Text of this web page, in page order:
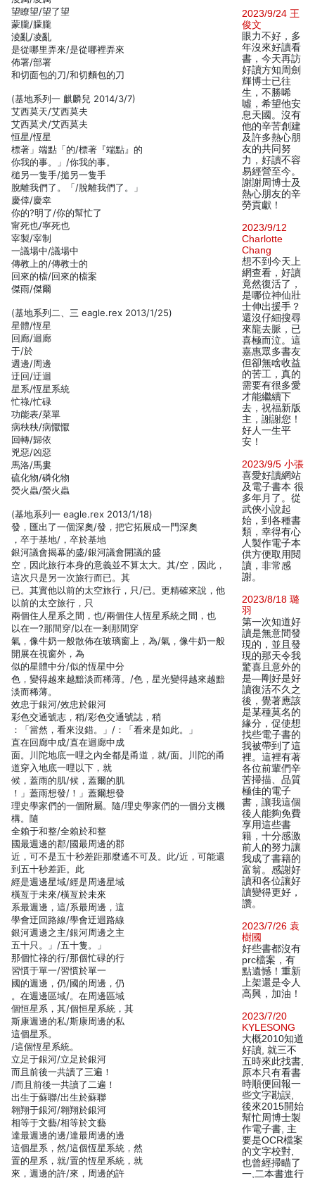
望瞭望/望了望
蒙朧/朦朧
淩亂/凌亂
是從哪里弄來/是從哪裡弄來
佈署/部署
和切面包的刀/和切麵包的刀
(基地系列一 麒麟兒 2014/3/7)
艾西莫天/艾西莫夫
艾西莫犬/艾西莫夫
恒星/恆星
標著」端點「的/標著『端點』的
你我的事。」/你我的事。
槌另一隻手/搥另一隻手
脫離我們了。「/脫離我們了。」
慶倖/慶幸
你的?明了/你的幫忙了
甯死也/寧死也
宰製/宰制
一議場中/議場中
傳教上的/傳教士的
回來的檔/回來的檔案
傑雨/傑爾
(基地系列二、三 eagle.rex 2013/1/25)
星體/恆星
回廊/迴廊
于/於
週邊/周邊
迂回/迂迴
星系/恆星系統
忙祿/忙碌
功能表/菜單
病秧秧/病懨懨
回轉/歸依
兇惡/凶惡
馬洛/馬婁
硫化物/磷化物
熒火蟲/螢火蟲
(基地系列一 eagle.rex 2013/1/18)
發，匯出了一個深奧/發，把它拓展成一門深奧
，卒于基地/，卒於基地
銀河議會揭幕的盛/銀河議會開議的盛
空，因此旅行本身的意義並不算太大。其/空，因此，
這次只是另一次旅行而已。其
已。其實他以前的太空旅行，只/已。更精確來說，他
以前的太空旅行，只
兩個住人星系之間，也/兩個住人恆星系統之間，也
以在一?那間穿/以在一剎那間穿
氣，像牛奶一般散佈在玻璃窗上，為/氣，像牛奶一般
開展在視窗外，為
似的星體中分/似的恆星中分
色，變得越來越黯淡而稀薄。/色，星光變得越來越黯
淡而稀薄。
效忠于銀河/效忠於銀河
彩色交通號志，稍/彩色交通號誌，稍
：「當然，看來沒錯。」/：「看來是如此。」
直在回廊中成/直在迴廊中成
面。川陀地底一哩之內全都是甬道，就/面。川陀的甬
道穿入地底一哩以下，就
候，蓋雨的肌/候，蓋爾的肌
！」蓋雨想發/！」蓋爾想發
理史學家們的一個附屬。隨/理史學家們的一個分支機
構。隨
全賴于和整/全賴於和整
國最週邊的郡/國最周邊的郡
近，可不是五十秒差距那麼遙不可及。此/近，可能還
到五十秒差距。此
經是週邊星域/經是周邊星域
橫亙于未來/橫亙於未來
系最週邊，這/系最周邊，這
學會迂回路線/學會迂迴路線
銀河週邊之主/銀河周邊之主
五十只。」/五十隻。」
那個忙祿的行/那個忙碌的行
習慣于單一/習慣於單一
國的週邊，仍/國的周邊，仍
。在週邊區域/。在周邊區域
個恒星系，其/個恒星系統，其
斯康週邊的私/斯康周邊的私
這個星系。
/這個恆星系統。
立足于銀河/立足於銀河
而且前後一共讀了三遍！
/而且前後一共讀了二遍！
出生于蘇聯/出生於蘇聯
翱翔于銀河/翱翔於銀河
相等于文藝/相等於文藝
達最週邊的邊/達最周邊的邊
這個星系，然/這個恆星系統，然
置的星系，就/置的恆星系統，就
來，週邊的許/來，周邊的許
2023/9/24 王
俊文
眼力不好，多
年沒來好讀看
書，今天再訪
好讀方知周劍
輝博士已往
生，不勝唏
噓，希望他安
息天國。沒有
他的辛苦創建
及許多熱心朋
友的共同努
力，好讀不容
易經營至今。
謝謝周博士及
熱心朋友的辛
勞貢獻！
2023/9/12
Charlotte
Chang
想不到今天上
網查看，好讀
竟然復活了，
是哪位神仙壯
士伸出援手？
還沒仔細搜尋
來龍去脈，已
喜極而泣。這
嘉惠眾多書友
但卻無啥收益
的苦工，真的
需要有很多愛
才能繼續下
去，祝福新版
主，謝謝您！
好人一生平
安！
2023/9/5 小張
喜愛好讀網站
及電子書本 很
多年月了。從
武俠小說起
始，到各種書
類，幸得有心
人製作電子本
供方便取用閱
讀，非常感
謝。
2023/8/18 璐
羽
第一次知道好
讀是無意間發
現的，並且發
現的那天令我
驚喜且意外的
是—剛好是好
讀復活不久之
後，覺著應該
是某種莫名的
緣分，促使想
找些電子書的
我被帶到了這
裡。這裡有著
各位前輩們辛
苦掃描、品質
極佳的電子
書，讓我這個
後人能夠免費
享用這些書
籍，十分感激
前人的努力讓
我成了書籍的
富翁。感謝好
讀和各位讓好
讀變得更好，
讚。
2023/7/26 袁
樹國
好些書都沒有
prc檔案，有
點遺憾！重新
上架還是令人
高興，加油！
2023/7/20
KYLESONG
大概2010知道
好讀, 就三不
五時來此找書,
原本只有看書
時順便回報一
些文字勘誤,
後來2015開始
幫忙周博士製
作電子書, 主
要是OCR檔案
的文字校對,
也曾經掃瞄了
一,二本書進行